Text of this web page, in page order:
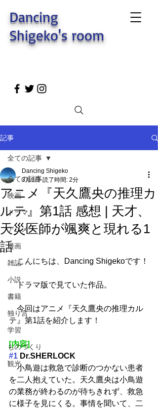
Dancing
Shigeko's room
記事
全ての記事
映画
ドラマ
アニメ
漫画
雑誌
小説
書籍
独り言
学習
ものづくり
観光
全ての記事
アニメ『天久鷹央の推理カ
ルテ』第1話 感想 | 天才、
天災医師が颯爽と現れる1
話
Dancing Shigeko
3月9日 読了時間: 2分
こんにちは、Dancing Shigekoです！
ドラマ版で見ていた作品。
今回はアニメ『天久鷹央の推理カル
テ』第1話を紹介します！
[内容]
#1 Dr.SHERLOCK
小鳥遊は救急で診断のつかない患者
を二人抱えていた。天久鷹央は小鳥遊
の業務が終わるのが待ちきれず、救急
に様子を見にくる。事情を聞いて、二